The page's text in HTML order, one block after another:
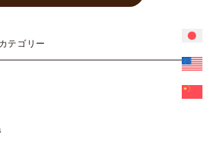
カテゴリー